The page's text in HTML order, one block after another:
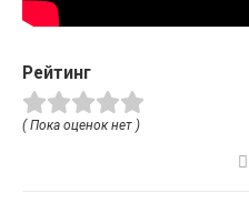
Рейтинг
( Пока оценок нет )